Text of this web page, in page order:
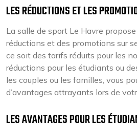
LES RÉDUCTIONS ET LES
La salle de sport Le Havre
réductions et des promotions sur
ce soit des tarifs réduits pour les
réductions pour les étudiants ou
les couples ou les familles, vous
d’avantages attrayants lors de
LES AVANTAGES POUR LES